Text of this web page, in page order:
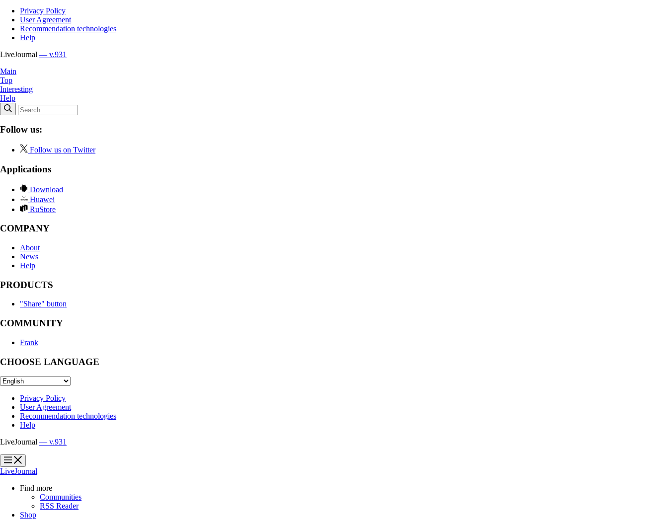
Privacy Policy
User Agreement
Recommendation technologies
Help
LiveJournal — v.931
Main
Top
Interesting
Help
Follow us:
Follow us on Twitter
Applications
Download
Huawei
RuStore
COMPANY
About
News
Help
PRODUCTS
"Share" button
COMMUNITY
Frank
CHOOSE LANGUAGE
Privacy Policy
User Agreement
Recommendation technologies
Help
LiveJournal — v.931
?
?
LiveJournal
Find more
Communities
RSS Reader
Shop